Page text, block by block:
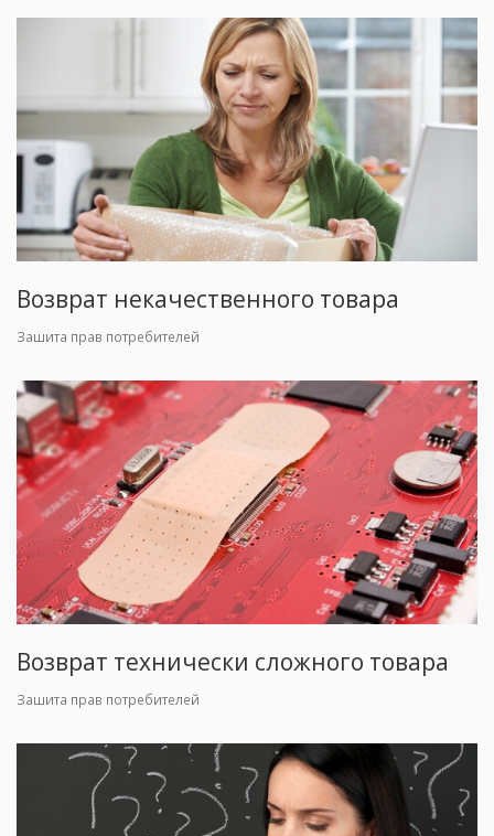
Возврат некачественного товара
Зашита прав потребителей
Возврат технически сложного товара
Зашита прав потребителей